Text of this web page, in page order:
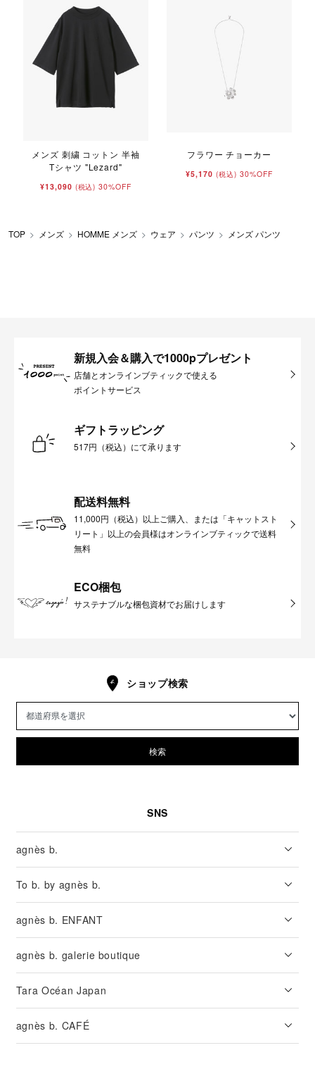
メンズ 刺繍 コットン 半袖
Tシャツ "Lezard"
¥13,090 (税込) 30%OFF
フラワー チョーカー
¥5,170 (税込) 30%OFF
TOP メンズ HOMME メンズ ウェア パンツ メンズ パンツ
新規入会＆購入で1000pプレゼント
店舗とオンラインブティックで使える
ポイントサービス
ギフトラッピング
517円（税込）にて承ります
配送料無料
11,000円（税込）以上ご購入、または「キャットスト
リート」以上の会員様はオンラインブティックで送料
無料
ECO梱包
サステナブルな梱包資材でお届けします
ショップ検索
検索
SNS
agnès b.
To b. by agnès b.
agnès b. ENFANT
agnès b. galerie boutique
Tara Océan Japan
agnès b. CAFÉ